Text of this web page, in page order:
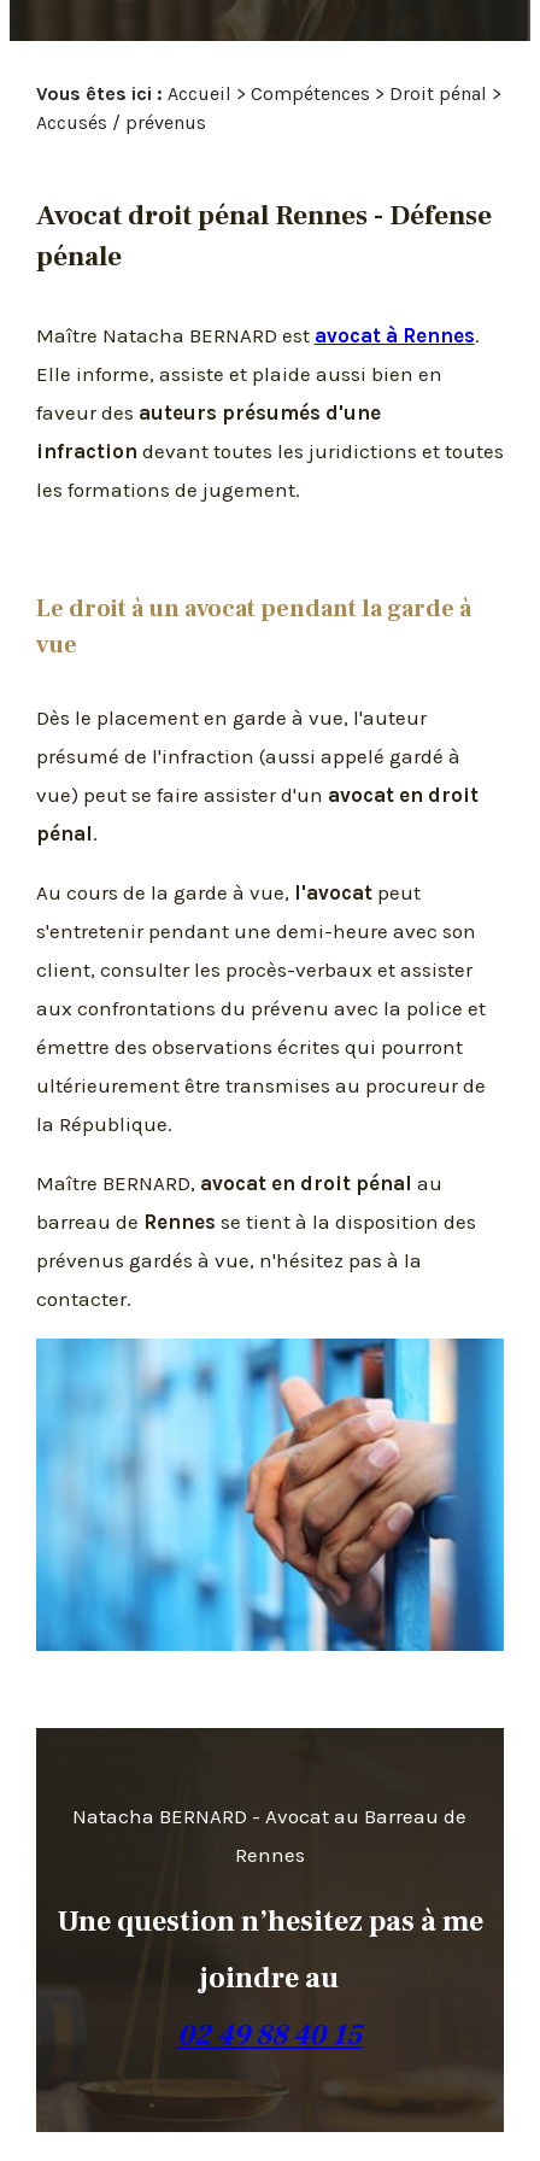
Pause
Vous êtes ici : Accueil > Compétences > Droit pénal >
Accusés / prévenus
Avocat droit pénal Rennes - Défense
pénale
Maître Natacha BERNARD est avocat à Rennes.
Elle informe, assiste et plaide aussi bien en
faveur des auteurs présumés d'une
infraction devant toutes les juridictions et toutes
les formations de jugement.
Le droit à un avocat pendant la garde à
vue
Dès le placement en garde à vue, l'auteur
présumé de l'infraction (aussi appelé gardé à
vue) peut se faire assister d'un avocat en droit
pénal.
Au cours de la garde à vue, l'avocatpeut
s'entretenir pendant une demi-heure avec son
client, consulter les procès-verbaux et assister
aux confrontations du prévenu avec la police et
émettre des observations écrites qui pourront
ultérieurement être transmises au procureur de
la République.
Maître BERNARD, avocat en droit pénal au
barreau de Rennes se tient à la disposition des
prévenus gardés à vue, n'hésitez pas à la
contacter.
Natacha BERNARD - Avocat au Barreau de
Rennes
Une question n’hesitez pas à me
joindre au
02 49 88 40 15